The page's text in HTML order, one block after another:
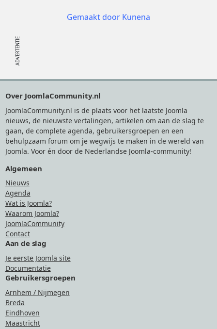
Gemaakt door Kunena
Over JoomlaCommunity.nl
JoomlaCommunity.nl is de plaats voor het laatste Joomla
nieuws, de nieuwste vertalingen, artikelen om aan de slag te
gaan, de complete agenda, gebruikersgroepen en een
behulpzaam forum om je wegwijs te maken in de wereld van
Joomla. Voor én door de Nederlandse Joomla-community!
Algemeen
Nieuws
Agenda
Wat is Joomla?
Waarom Joomla?
JoomlaCommunity
Contact
Aan de slag
Je eerste Joomla site
Documentatie
Gebruikersgroepen
Arnhem / Nijmegen
Breda
Eindhoven
Maastricht